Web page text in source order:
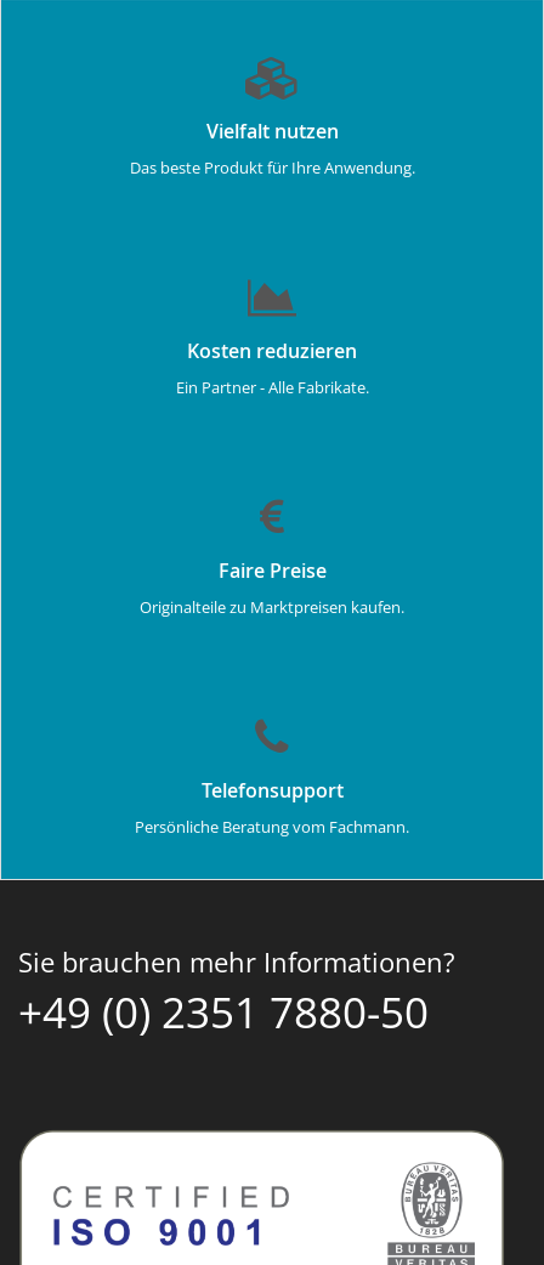
Vielfalt nutzen
Das beste Produkt für Ihre Anwendung.
Kosten reduzieren
Ein Partner - Alle Fabrikate.
Faire Preise
Originalteile zu Marktpreisen kaufen.
Telefonsupport
Persönliche Beratung vom Fachmann.
Sie brauchen mehr Informationen?
+49 (0) 2351 7880-50